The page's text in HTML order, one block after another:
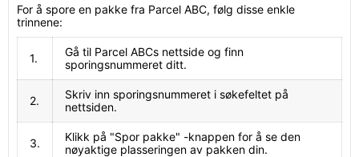
For å spore en pakke fra Parcel ABC, følg disse enkle
trinnene:
1.
Gå til Parcel ABCs nettside og finn
sporingsnummeret ditt.
2.
Skriv inn sporingsnummeret i søkefeltet på
nettsiden.
3.
Klikk på "Spor pakke" -knappen for å se den
nøyaktige plasseringen av pakken din.